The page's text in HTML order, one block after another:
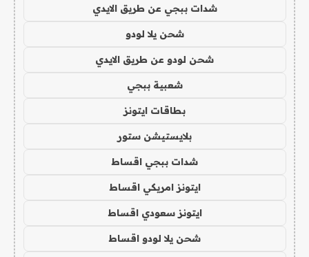
شدات ببجي عن طريق الايدي
شحن يلا لودو
شحن لودو عن طريق الايدي
شعبية ببجي
بطاقات ايتونز
بلايستيشن ستور
شدات ببجي اقساط
ايتونز امريكي اقساط
ايتونز سعودي اقساط
شحن يلا لودو اقساط